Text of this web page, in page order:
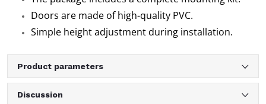
Doors are made of high-quality PVC.
Simple height adjustment during installation.
Product parameters
Discussion